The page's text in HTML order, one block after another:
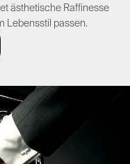
ästhetische Raffinesse
Lebensstil passen.​